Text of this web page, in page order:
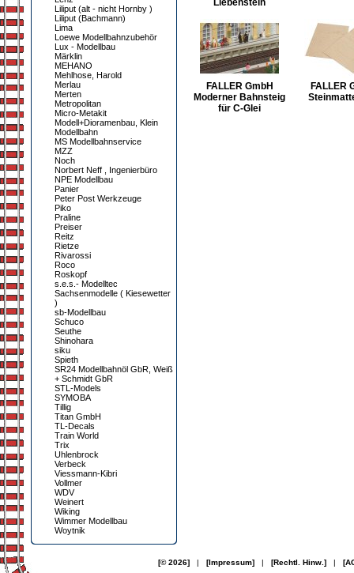
Liliput (alt - nicht Hornby )
Liliput (Bachmann)
Lima
Loewe Modellbahnzubehör
Lux - Modellbau
Märklin
MEHANO
Mehlhose, Harold
Merlau
Merten
Metropolitan
Micro-Metakit
Modell+Dioramenbau, Klein
Modellbahn
MS Modellbahnservice
MZZ
Noch
Norbert Neff , Ingenierbüro
NPE Modellbau
Panier
Peter Post Werkzeuge
Piko
Praline
Preiser
Reitz
Rietze
Rivarossi
Roco
Roskopf
s.e.s.- Modelltec
Sachsenmodelle ( Kiesewetter
)
sb-Modellbau
Schuco
Seuthe
Shinohara
siku
Spieth
SR24 Modellbahnöl GbR, Weiß
+ Schmidt GbR
STL-Models
SYMOBA
Tillig
Titan GmbH
TL-Decals
Train World
Trix
Uhlenbrock
Verbeck
Viessmann-Kibri
Vollmer
WDV
Weinert
Wiking
Wimmer Modellbau
Woytnik
Liebenstein
FALLER GmbH
Moderner Bahnsteig
für C-Glei
FALLER
[© 2026]| [Impressum]| [Rechtl. Hinw.]|